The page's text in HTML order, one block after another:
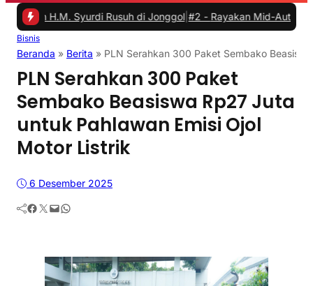
Syurdi Rusuh di Jonggol |#2 -Rayakan Mid-Autumn Festival
Bisnis
Beranda » Berita » PLN Serahkan 300 Paket Sembako
PLN Serahkan 300 Paket
Sembako Beasiswa Rp27 Juta
untuk Pahlawan Emisi Ojol
Motor Listrik
6 Desember 2025
Facebook Twitter Mail WhatsApp